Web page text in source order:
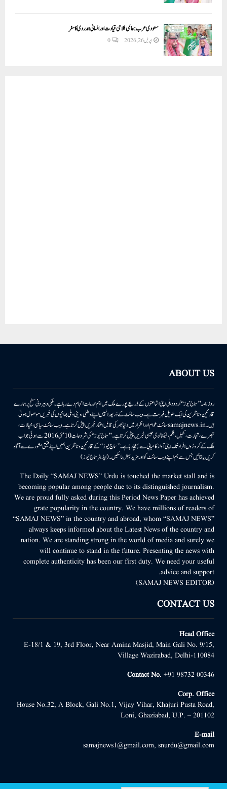
سعودی عرب: عالمی فلاحی قیادت اور انسانی ہمدردی کا سفر
اپریل 26, 2026 0
ABOUT US
روزنامہ ’’سماج نیوز‘‘ اُردو دہلی اپنی اشاعتوں کے ذریعے پورے ملک میں اہم خدمات انجام دے رہا ہے۔ ملکی وبیرونی سطح پر ہمارے
قارئین وناظرین کی ایک طویل فہرست ہے۔ ویب سائٹ کے ذریعہ انہیں اپنے وطنی، دینی وملی بھائیوں کی خبریں موصول ہوتی
ہیں۔samajnews.inسائٹ عوام اور انفراد میں دنیا بھر کی قابل اعتماد خبریں پیش کرتا ہے۔ ویب سائٹ سیاسی، خیالات،
تبصرے، تجارت، کھیل، فلم، ٹیکنالوجی جیسی خبریں پیش کرتا ہے۔ ’’سماج نیوز‘‘ کی شروعات 10مئی 2016 سے ہوئی جو اب
ملک کے کروڑوں افراد تک اپنی آواز کامیابی سے پہنچا رہا ہے۔ ’’سماج نیوز‘‘ کے قارئین وناظرین ہمیں اپنے قیمتی مشورے سے آگاہ
کریں یا بتائیں جس سے ہم اپنے ویب سائٹ کو اور مزید بہتر بناسکیں۔ (ایڈیٹر سماج نیوز)
The Daily “SAMAJ NEWS” Urdu is touched the market stall and is
becoming popular among people due to its distinguished journalism.
We are proud fully asked during this Period News Paper has achieved
grate popularity in the country. We have millions of readers of
“SAMAJ NEWS” in the country and abroad, whom “SAMAJ NEWS”
always keeps informed about the Latest News of the country and
nation. We are standing strong in the world of media and surely we
will continue to stand in the future. Presenting the news with
complete authenticity has been our first duty. We need your useful
advice and support.
(SAMAJ NEWS EDITOR)
CONTACT US
Head Office
E-18/1 & 19, 3rd Floor, Near Amina Masjid, Main Gali No. 9/15,
Village Wazirabad, Delhi-110084
Contact No. +91 98732 00346
Corp. Office
House No.32, A Block, Gali No.1, Vijay Vihar, Khajuri Pusta Road,
Loni, Ghaziabad, U.P. – 201102
E-mail
samajnews1@gmail.com, snurdu@gmail.com